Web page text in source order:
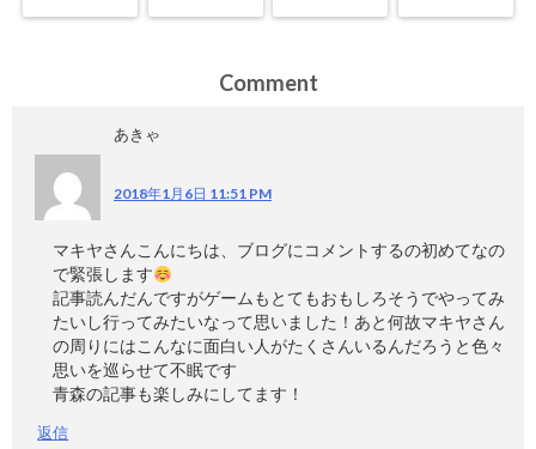
Comment
あきゃ
2018年1月6日 11:51 PM
マキヤさんこんにちは、ブログにコメントするの初めてなの
で緊張します
記事読んだんですがゲームもとてもおもしろそうでやってみ
たいし行ってみたいなって思いました！あと何故マキヤさん
の周りにはこんなに面白い人がたくさんいるんだろうと色々
思いを巡らせて不眠です
青森の記事も楽しみにしてます！
返信